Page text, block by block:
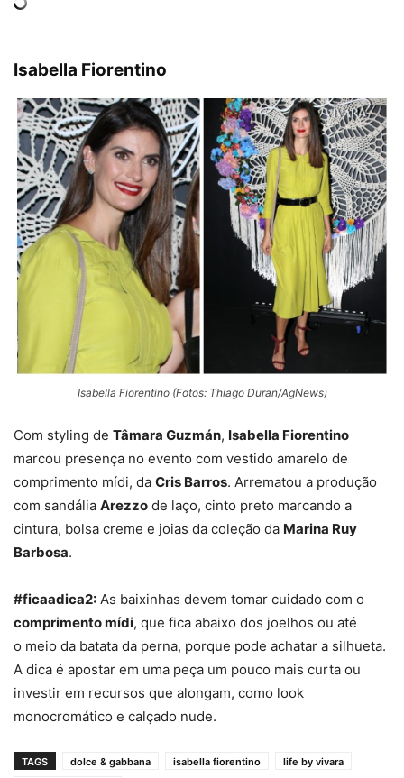
Isabella Fiorentino
Isabella Fiorentino (Fotos: Thiago Duran/AgNews)
Com styling de Tâmara Guzmán, Isabella Fiorentino
marcou presença no evento com vestido amarelo de
comprimento mídi, da Cris Barros. Arrematou a produção
com sandália Arezzo de laço, cinto preto marcando a
cintura, bolsa creme e joias da coleção da Marina Ruy
Barbosa.
#ficaadica2: As baixinhas devem tomar cuidado com o
comprimento mídi, que fica abaixo dos joelhos ou até
o meio da batata da perna, porque pode achatar a silhueta.
A dica é apostar em uma peça um pouco mais curta ou
investir em recursos que alongam, como look
monocromático e calçado nude.
TAGS dolce & gabbana isabella fiorentino
life by vivara